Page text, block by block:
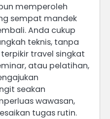
memperoleh
sempat mandek
Anda cukup
teknis, tanpa
travel singkat
atau pelatihan,
seakan
wawasan,
tugas rutin.